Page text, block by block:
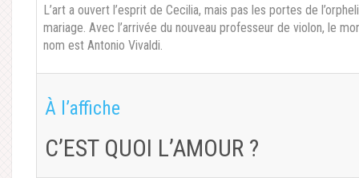
L’art a ouvert l’esprit de Cecilia, mais pas les portes de
mariage. Avec l’arrivée du nouveau professeur de violon, le
nom est Antonio Vivaldi.
À l’affiche
C’EST QUOI L’AMOUR ?